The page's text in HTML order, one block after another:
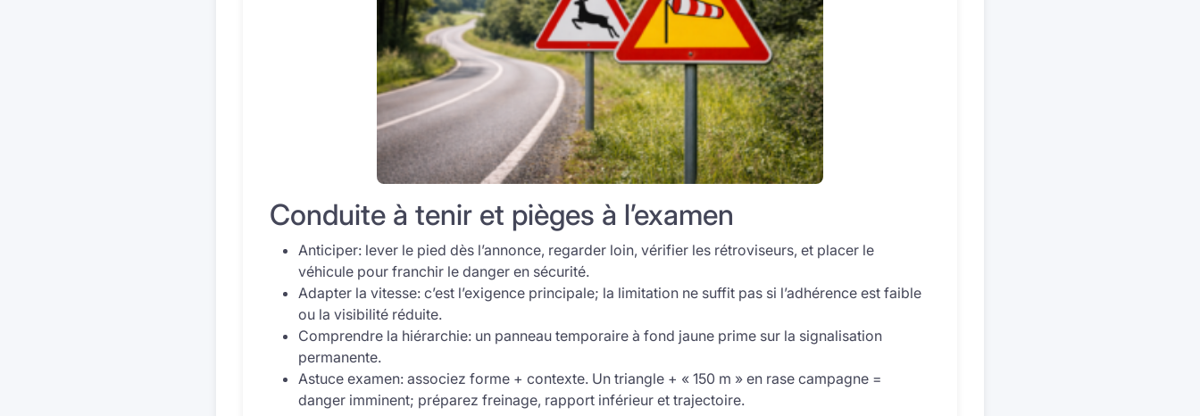
Conduite à tenir et pièges à l’examen
Anticiper: lever le pied dès l’annonce, regarder loin, vérifier les rétroviseurs, et placer le
véhicule pour franchir le danger en sécurité.
Adapter la vitesse: c’est l’exigence principale; la limitation ne suffit pas si l’adhérence est faible
ou la visibilité réduite.
Comprendre la hiérarchie: un panneau temporaire à fond jaune prime sur la signalisation
permanente.
Astuce examen: associez forme + contexte. Un triangle + « 150 m » en rase campagne =
danger imminent; préparez freinage, rapport inférieur et trajectoire.